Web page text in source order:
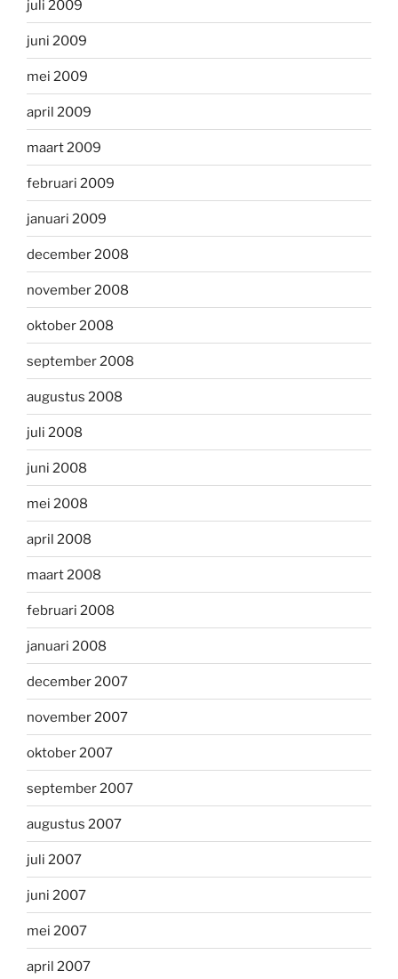
juli 2009
juni 2009
mei 2009
april 2009
maart 2009
februari 2009
januari 2009
december 2008
november 2008
oktober 2008
september 2008
augustus 2008
juli 2008
juni 2008
mei 2008
april 2008
maart 2008
februari 2008
januari 2008
december 2007
november 2007
oktober 2007
september 2007
augustus 2007
juli 2007
juni 2007
mei 2007
april 2007